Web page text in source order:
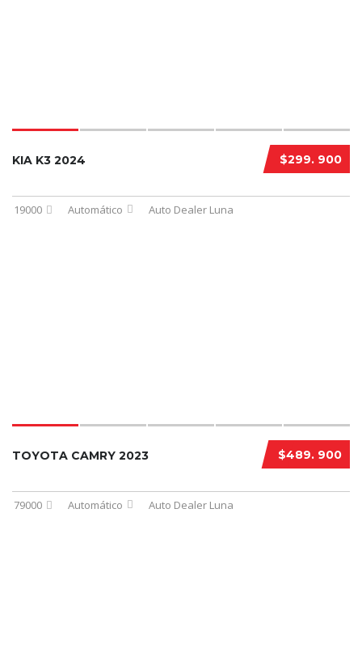
$299. 900
KIA K3 2024
19000 Automático Auto Dealer Luna
$489. 900
TOYOTA CAMRY 2023
79000 Automático Auto Dealer Luna